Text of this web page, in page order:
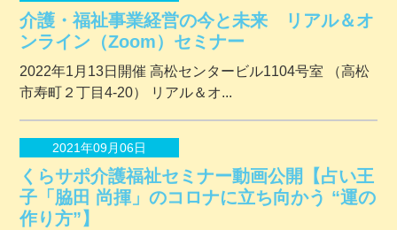
介護・福祉事業経営の今と未来 リアル＆オ
ンライン（Zoom）セミナー
2022年1月13日開催 ⾼松センタービル1104号室 （⾼松
市寿町２丁⽬4-20） リアル＆オ...
2021年09月06日
くらサポ介護福祉セミナー動画公開【占い王
子「脇田 尚揮」のコロナに立ち向かう “運の
作り方”】